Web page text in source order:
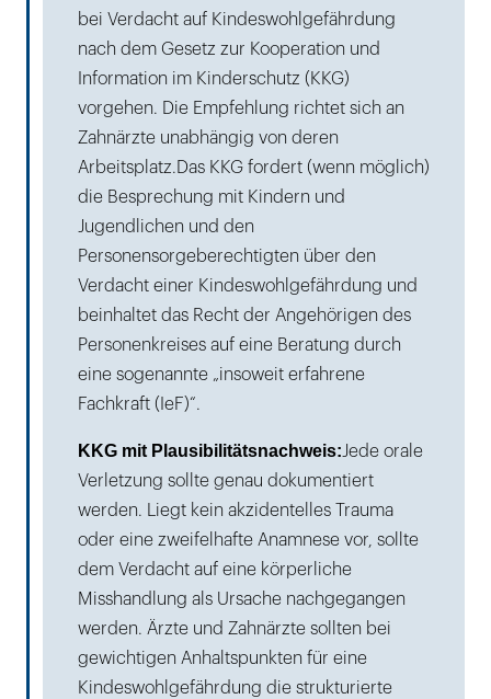
bei Verdacht auf Kindeswohlgefährdung
nach dem Gesetz zur Kooperation und
Information im Kinderschutz (KKG)
vorgehen. Die Empfehlung richtet sich an
Zahnärzte unabhängig von deren
Arbeitsplatz.Das KKG fordert (wenn möglich)
die Besprechung mit Kindern und
Jugendlichen und den
Personensorgeberechtigten über den
Verdacht einer Kindeswohlgefährdung und
beinhaltet das Recht der Angehörigen des
Personenkreises auf eine Beratung durch
eine sogenannte „insoweit erfahrene
Fachkraft (IeF)“.
KKG mit Plausibilitätsnachweis: Jede orale
Verletzung sollte genau dokumentiert
werden. Liegt kein akzidentelles Trauma
oder eine zweifelhafte Anamnese vor, sollte
dem Verdacht auf eine körperliche
Misshandlung als Ursache nachgegangen
werden. Ärzte und Zahnärzte sollten bei
gewichtigen Anhaltspunkten für eine
Kindeswohlgefährdung die strukturierte